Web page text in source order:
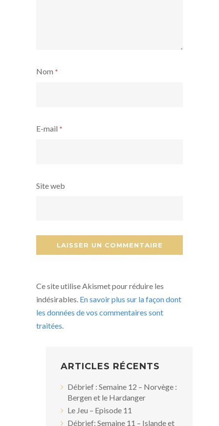
Nom *
E-mail *
Site web
Ce site utilise Akismet pour réduire les
indésirables. En savoir plus sur la façon dont
les données de vos commentaires sont
traitées.
ARTICLES RÉCENTS
Débrief : Semaine 12 – Norvège :
Bergen et le Hardanger
Le Jeu – Episode 11
Débrief: Semaine 11 – Islande et